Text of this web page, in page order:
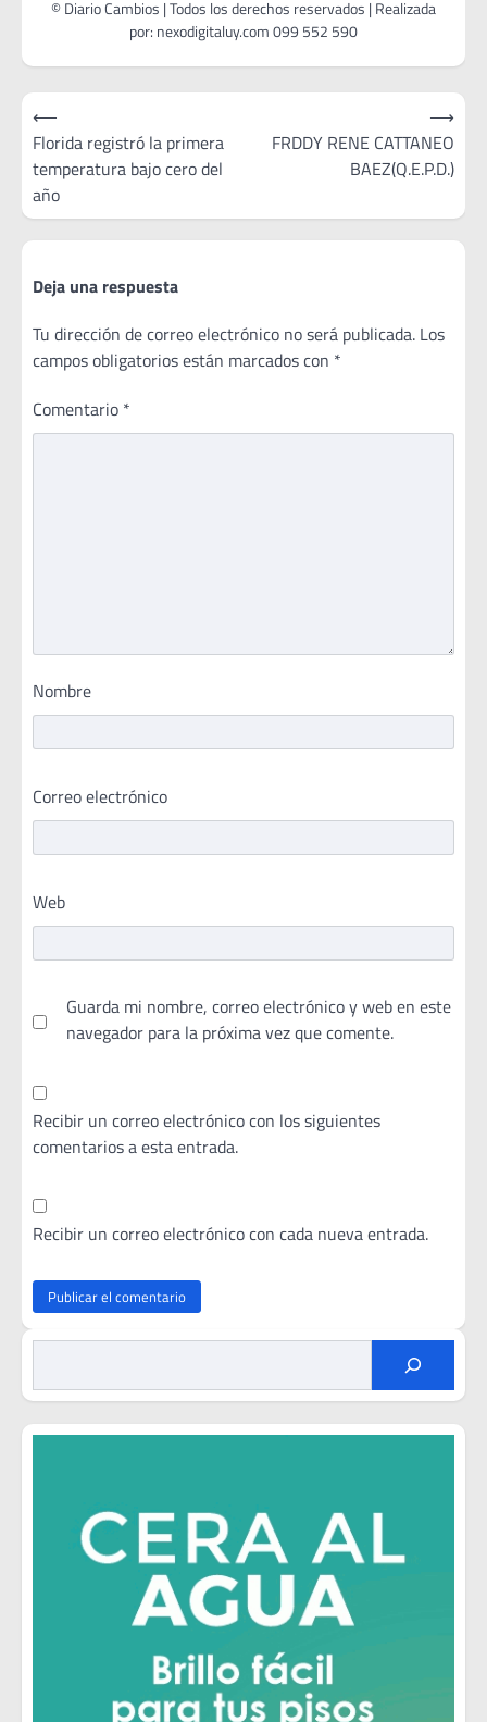
Navegación
de
entradas
⟵
Florida registró la primera
temperatura bajo cero del
año
FRDDY RENE CATTANEO
BAEZ(Q.E.P.D.)
⟶
Deja una respuesta
Tu dirección de correo electrónico no será publicada. Los
campos obligatorios están marcados con *
Comentario *
Nombre
Correo electrónico
Web
Guarda mi nombre, correo electrónico y web en este
navegador para la próxima vez que comente.
Recibir un correo electrónico con los siguientes
comentarios a esta entrada.
Recibir un correo electrónico con cada nueva entrada.